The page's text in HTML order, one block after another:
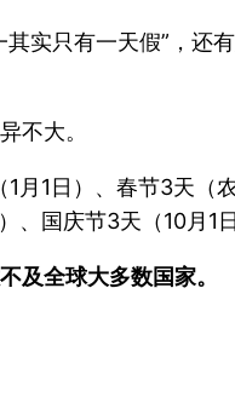
实只有一天假”，
不大。
月1日）、春节3天
国庆节3天（10月1
及全球大多数国家。